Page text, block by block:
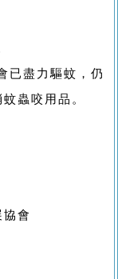
已盡力驅蚊，仍
蟲咬用品。
會